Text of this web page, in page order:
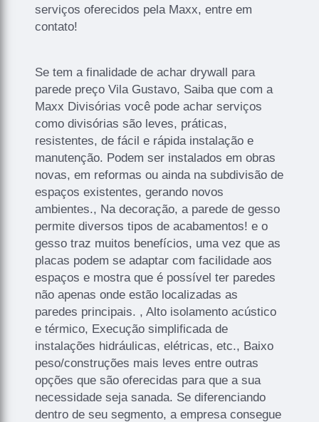
serviços oferecidos pela Maxx, entre em
contato!
Se tem a finalidade de achar drywall para
parede preço Vila Gustavo, Saiba que com a
Maxx Divisórias você pode achar serviços
como divisórias são leves, práticas,
resistentes, de fácil e rápida instalação e
manutenção. Podem ser instalados em obras
novas, em reformas ou ainda na subdivisão de
espaços existentes, gerando novos
ambientes., Na decoração, a parede de gesso
permite diversos tipos de acabamentos! e o
gesso traz muitos benefícios, uma vez que as
placas podem se adaptar com facilidade aos
espaços e mostra que é possível ter paredes
não apenas onde estão localizadas as
paredes principais. , Alto isolamento acústico
e térmico, Execução simplificada de
instalações hidráulicas, elétricas, etc., Baixo
peso/construções mais leves entre outras
opções que são oferecidas para que a sua
necessidade seja sanada. Se diferenciando
dentro de seu segmento, a empresa consegue